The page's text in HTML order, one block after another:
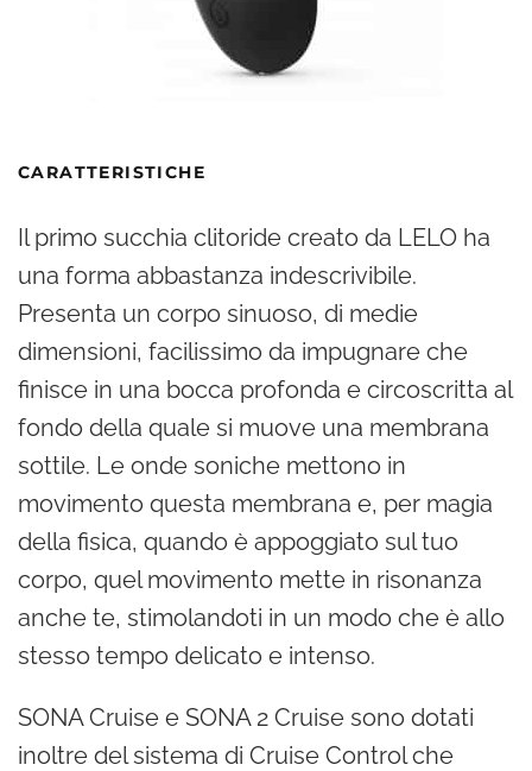
CARATTERISTICHE
Il primo succhia clitoride creato da LELO ha
una forma abbastanza indescrivibile.
Presenta un corpo sinuoso, di medie
dimensioni, facilissimo da impugnare che
finisce in una bocca profonda e circoscritta al
fondo della quale si muove una membrana
sottile. Le onde soniche mettono in
movimento questa membrana e, per magia
della fisica, quando è appoggiato sul tuo
corpo, quel movimento mette in risonanza
anche te, stimolandoti in un modo che è allo
stesso tempo delicato e intenso.
SONA Cruise e SONA 2 Cruise sono dotati
inoltre del sistema di Cruise Control che